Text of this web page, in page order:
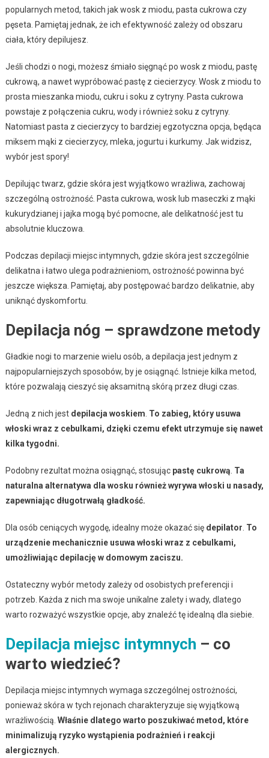
popularnych metod, takich jak wosk z miodu, pasta cukrowa czy
pęseta. Pamiętaj jednak, że ich efektywność zależy od obszaru
ciała, który depilujesz.
Jeśli chodzi o nogi, możesz śmiało sięgnąć po wosk z miodu, pastę
cukrową, a nawet wypróbować pastę z ciecierzycy. Wosk z miodu to
prosta mieszanka miodu, cukru i soku z cytryny. Pasta cukrowa
powstaje z połączenia cukru, wody i również soku z cytryny.
Natomiast pasta z ciecierzycy to bardziej egzotyczna opcja, będąca
miksem mąki z ciecierzycy, mleka, jogurtu i kurkumy. Jak widzisz,
wybór jest spory!
Depilując twarz, gdzie skóra jest wyjątkowo wrażliwa, zachowaj
szczególną ostrożność. Pasta cukrowa, wosk lub maseczki z mąki
kukurydzianej i jajka mogą być pomocne, ale delikatność jest tu
absolutnie kluczowa.
Podczas depilacji miejsc intymnych, gdzie skóra jest szczególnie
delikatna i łatwo ulega podrażnieniom, ostrożność powinna być
jeszcze większa. Pamiętaj, aby postępować bardzo delikatnie, aby
uniknąć dyskomfortu.
Depilacja nóg – sprawdzone metody
Gładkie nogi to marzenie wielu osób, a depilacja jest jednym z
najpopularniejszych sposobów, by je osiągnąć. Istnieje kilka metod,
które pozwalają cieszyć się aksamitną skórą przez długi czas.
Jedną z nich jest depilacja woskiem To zabieg, który usuwa
włoski wraz z cebulkami, dzięki czemu efekt utrzymuje się nawet
kilka tygodni.
Podobny rezultat można osiągnąć, stosując pastę cukrową Ta
naturalna alternatywa dla wosku również wyrywa włoski u nasady,
zapewniając długotrwałą gładkość.
Dla osób ceniących wygodę, idealny może okazać się depilator To
urządzenie mechanicznie usuwa włoski wraz z cebulkami,
umożliwiając depilację w domowym zaciszu.
Ostateczny wybór metody zależy od osobistych preferencji i
potrzeb. Każda z nich ma swoje unikalne zalety i wady, dlatego
warto rozważyć wszystkie opcje, aby znaleźć tę idealną dla siebie.
Depilacja miejsc intymnych – co
warto wiedzieć?
Depilacja miejsc intymnych wymaga szczególnej ostrożności,
ponieważ skóra w tych rejonach charakteryzuje się wyjątkową
wrażliwością. Właśnie dlatego warto poszukiwać metod, które
minimalizują ryzyko wystąpienia podrażnień i reakcji
alergicznych.